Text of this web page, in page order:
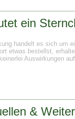
ein
handelt es sich um
etwas bestellst,
Auswirkungen
&